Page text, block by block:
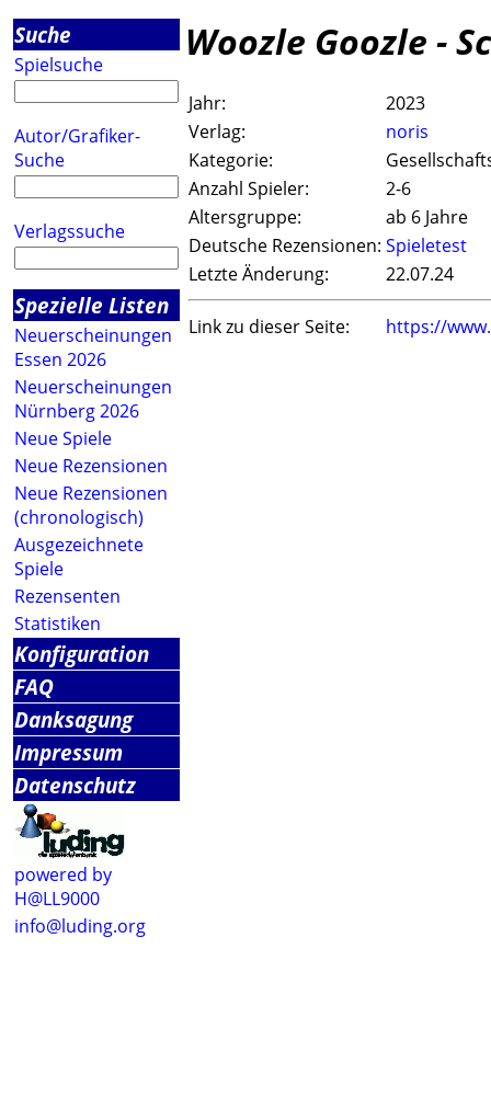
Suche
Spielsuche
Autor/Grafiker-
Suche
Verlagssuche
Spezielle Listen
Neuerscheinungen
Essen 2026
Neuerscheinungen
Nürnberg 2026
Neue Spiele
Neue Rezensionen
Neue Rezensionen
(chronologisch)
Ausgezeichnete
Spiele
Rezensenten
Statistiken
Konfiguration
FAQ
Danksagung
Impressum
Datenschutz
powered by
H@LL9000
info@luding.org
Woozle Goozle -
Jahr:
2023
Verlag:
noris
Kategorie:
Anzahl Spieler:
2-6
Altersgruppe:
ab 6 Jahre
Deutsche Rezensionen: Spieletest
Letzte Änderung:
22.07.24
Link zu dieser Seite: https://